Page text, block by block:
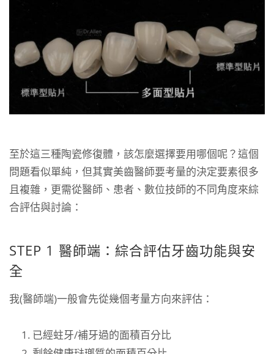
至於這三種陶瓷修復體，該怎麼選擇要用哪個呢？這個
問題看似單純，但其實美齒醫師要考量的決定要素很多
且複雜，更需從醫師、患者、數位技師的不同角度來綜
合評估與討論：
STEP 1 醫師端：綜合評估牙齒功能與安
全
我(醫師端)一般會先從幾個考量方向來評估：
已經蛀牙/補牙過的面積百分比